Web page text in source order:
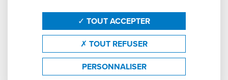
État : Promotion
Effacer les filtres
TOUT ACCEPTER
TOUT REFUSER
PERSONNALISER